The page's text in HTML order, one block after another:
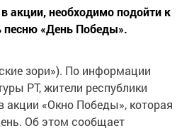
акции, необходимо подойти к
песню «День Победы».
зори»). По информации
РТ, жители республики
акции «Окно Победы», которая
Об этом сообщает